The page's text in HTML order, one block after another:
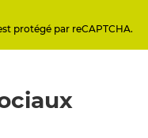
protégé par reCAPTCHA.